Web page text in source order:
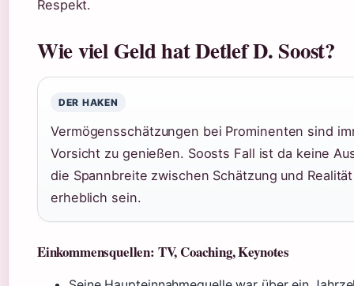
Respekt.
Wie viel Geld hat Detlef D. Soost?
DER HAKEN
Vermögensschätzungen bei Prominenten sind
Vorsicht zu genießen. Soosts Fall ist da keine
die Spannbreite zwischen Schätzung und
erheblich sein.
Einkommensquellen: TV, Coaching, Keynotes